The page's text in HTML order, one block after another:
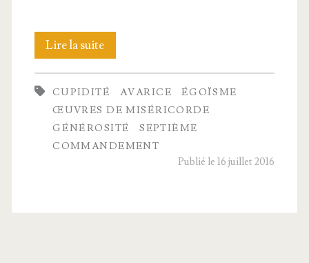
Lire la suiteSi
j’étais
millionnaire !
CUPIDITÉ AVARICE
ÉGOÏSME
ŒUVRES DE MISÉRICORDE
GÉNÉROSITÉ
SEPTIÈME
COMMANDEMENT
Publié le 16 juillet 2016